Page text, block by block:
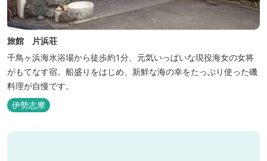
旅館 片浜荘
千鳥ヶ浜海水浴場から徒歩約1分、元気いっぱいな現役海女の女将
がもてなす宿。船盛りをはじめ、新鮮な海の幸をたっぷり使った磯
料理が自慢です。
伊勢志摩